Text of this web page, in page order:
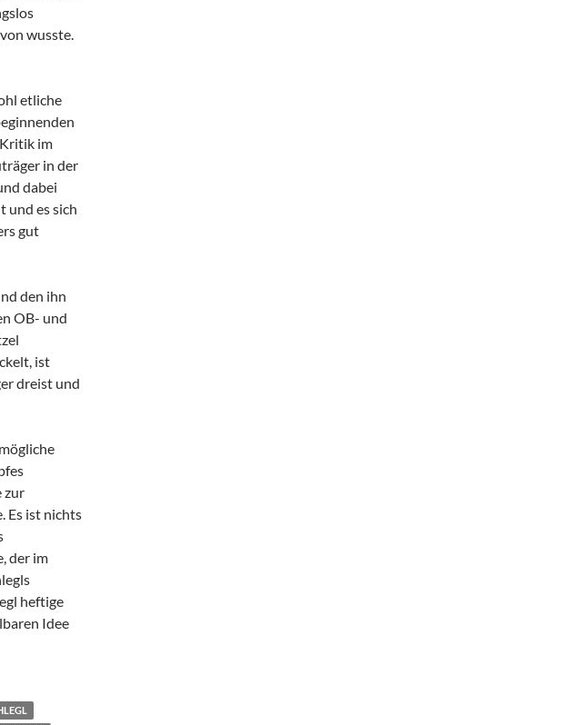
wusste.
etliche
im
in der
dabei
und es sich
gut
den ihn
OB- und
ist
dreist und
zur
Es ist nichts
der im
heftige
Idee